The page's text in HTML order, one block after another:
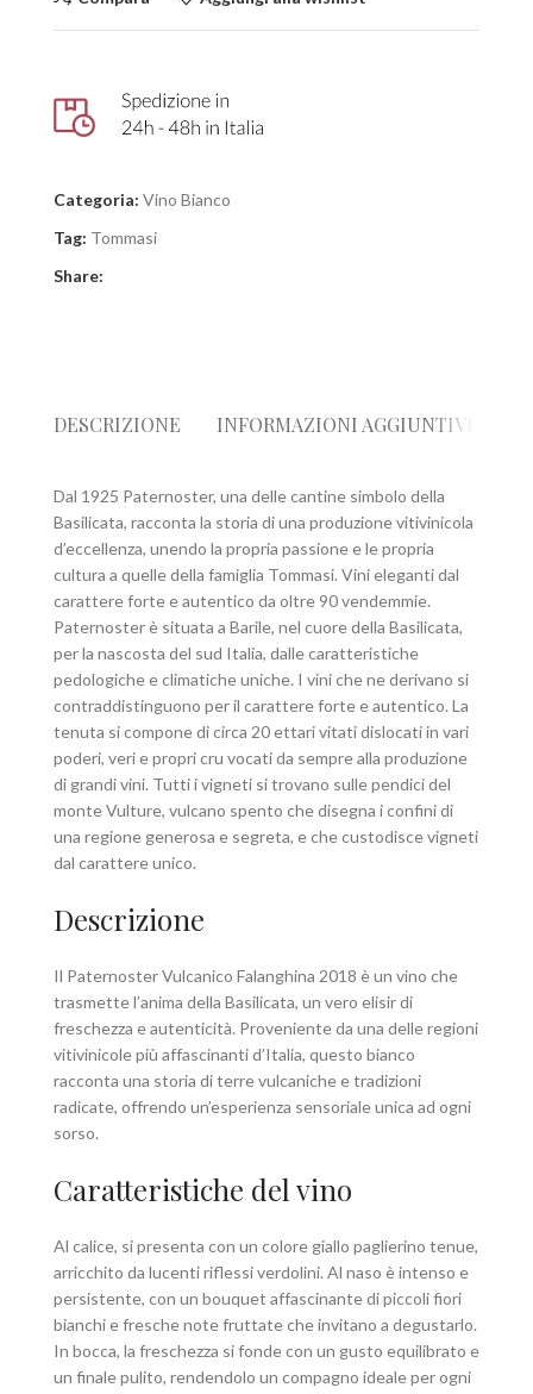
Categoria: Vino Bianco
Tag: Tommasi
Share:
DESCRIZIONE INFORMAZIONI AGGIUNTIVE
Dal 1925 Paternoster, una delle cantine simbolo della
Basilicata, racconta la storia di una produzione vitivinicola
d’eccellenza, unendo la propria passione e le propria
cultura a quelle della famiglia Tommasi. Vini eleganti dal
carattere forte e autentico da oltre 90 vendemmie.
Paternoster è situata a Barile, nel cuore della Basilicata,
per la nascosta del sud Italia, dalle caratteristiche
pedologiche e climatiche uniche. I vini che ne derivano si
contraddistinguono per il carattere forte e autentico. La
tenuta si compone di circa 20 ettari vitati dislocati in vari
poderi, veri e propri cru vocati da sempre alla produzione
di grandi vini. Tutti i vigneti si trovano sulle pendici del
monte Vulture, vulcano spento che disegna i confini di
una regione generosa e segreta, e che custodisce vigneti
dal carattere unico.
Descrizione
Il Paternoster Vulcanico Falanghina 2018 è un vino che
trasmette l’anima della Basilicata, un vero elisir di
freschezza e autenticità. Proveniente da una delle regioni
vitivinicole più affascinanti d’Italia, questo bianco
racconta una storia di terre vulcaniche e tradizioni
radicate, offrendo un’esperienza sensoriale unica ad ogni
sorso.
Caratteristiche del vino
Al calice, si presenta con un colore giallo paglierino tenue,
arricchito da lucenti riflessi verdolini. Al naso è intenso e
persistente, con un bouquet affascinante di piccoli fiori
bianchi e fresche note fruttate che invitano a degustarlo.
In bocca, la freschezza si fonde con un gusto equilibrato e
un finale pulito, rendendolo un compagno ideale per ogni